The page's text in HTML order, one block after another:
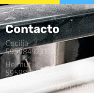
Contacto
Cecilia
595984923192
Helmut
595984923194
Info@harschtrading.com